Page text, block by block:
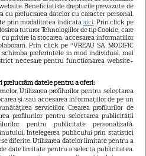
Unica
practice
NE PE
– Toate Drepturile rezervate
Beneficiati de drepturile prevazute de
cu prelucrarea datelor cu caracter personal.
prin modalitatea indicataaici. Prin click pe
tuturor Tehnologiilor de tip Cookie, care
privire la stocarea/accesarea informatiilor
Prin click pe “VREAU SA MODIFIC
schimba preferintele in mod individual, mai
necesare pentru functionarea website-
datele pentru a oferi:
Utilizarea profilurilor pentru selectarea
și/sau accesarea informațiilor de pe un
serviciilor. Crearea profilurilor de
profilurilor pentru selectarea publicității
pentru publicitate personalizată.
Înțelegerea publicului prin statistici
diferite. Utilizarea datelor limitate pentru a
date limitate pentru a selecta publicitatea.